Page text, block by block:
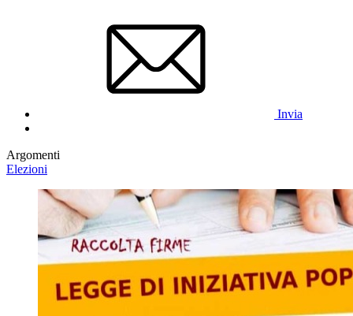
Invia
Argomenti
Elezioni